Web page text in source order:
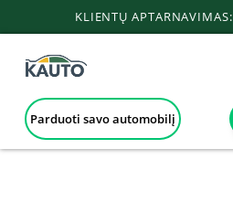
KLIENTŲ APTARNAVIMAS:
Parduoti savo automobilį